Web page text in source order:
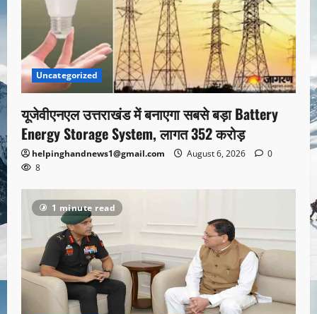
Uncategorized
यूजेवीएनएल उत्तराखंड में बनाएगा सबसे बड़ा Battery
Energy Storage System, लागत 352 करोड़
helpinghandnews1@gmail.com August 6, 2026
0
8
1 minute read